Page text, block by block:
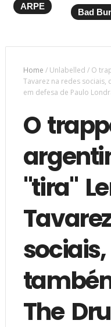
ARPE
Bad
Home /Unlabelled / O
Tavarez na redes sociais,
em defesa de Paulo
O
"tira"
The